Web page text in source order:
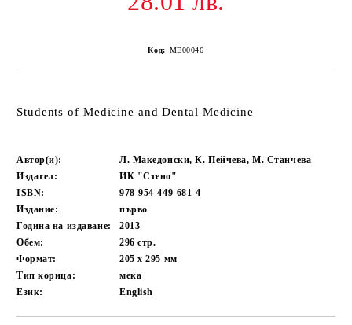
Код: ME00046
Students of Medicine and Dental Medicine
Автор(и):
Л. Македонски, К. Пейчева, М. Станчева
Издател:
ИК "Стено"
ISBN:
978-954-449-681-4
Издание:
първо
Година на издаване:
2013
Обем:
296стр.
Формат:
205 x 295 мм
Тип корица:
мека
Език:
English